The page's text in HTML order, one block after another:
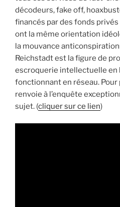
décodeurs, fake off,
financés par des fonds
ont la même orientation
la mouvance
Reichstadt est la figure de
escroquerie intellectuelle en
fonctionnant en réseau.
renvoie à l’enquête
sujet. (cliquer sur ce lien)